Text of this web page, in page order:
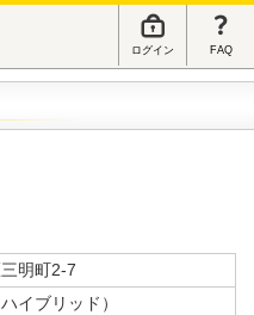
ログイン FAQ
明町2-7
イブリッド）